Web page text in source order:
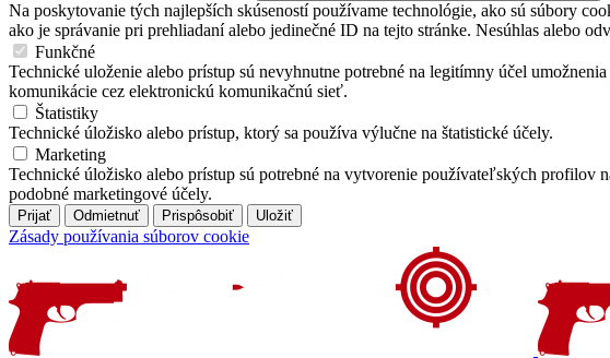
Na poskytovanie tých najlepších skúseností používame technológie, ako sú súbory
ako je správanie pri prehliadaní alebo jedinečné ID na tejto stránke. Nesúhlas alebo
Funkčné
Technické uloženie alebo prístup sú nevyhnutne potrebné na legitímny účel
komunikácie cez elektronickú komunikačnú sieť.
Štatistiky
Technické úložisko alebo prístup, ktorý sa používa výlučne na štatistické účely.
Marketing
Technické úložisko alebo prístup sú potrebné na vytvorenie používateľských profilov
podobné marketingové účely.
Prijať Odmietnuť Prispôsobiť Uložiť
Zásady používania súborov cookie